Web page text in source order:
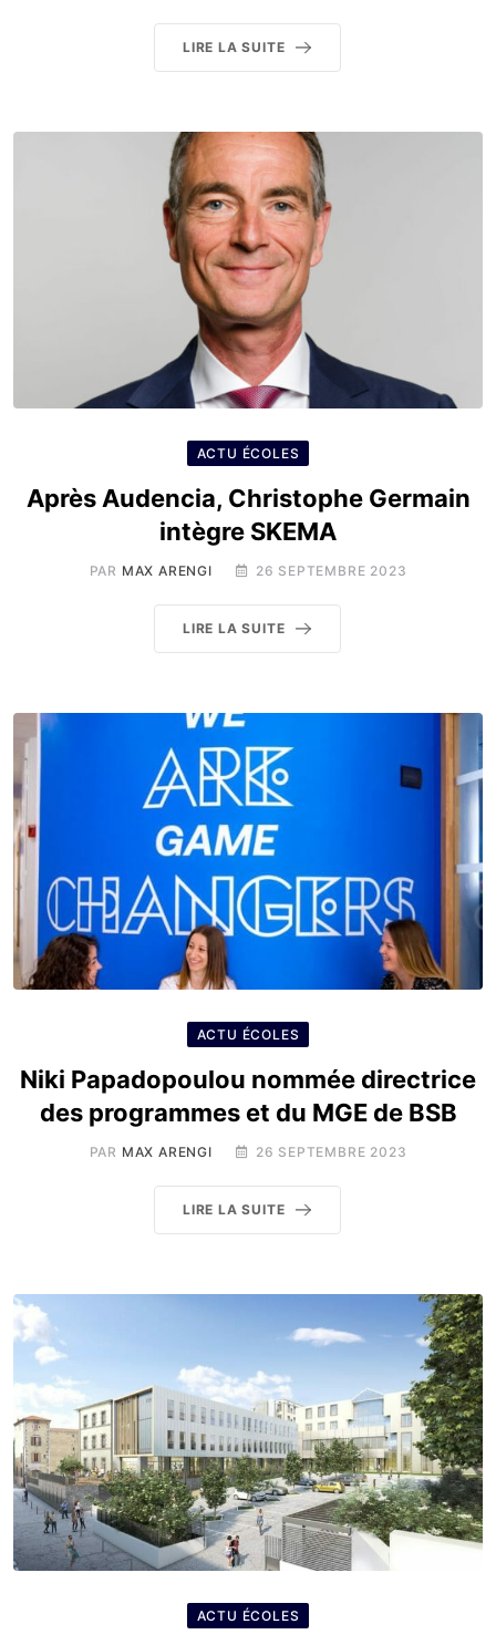
LIRE LA SUITE
ACTU ÉCOLES
Après Audencia, Christophe Germain
intègre SKEMA
PAR MAX ARENGI 26 SEPTEMBRE 2023
LIRE LA SUITE
ACTU ÉCOLES
Niki Papadopoulou nommée directrice
des programmes et du MGE de BSB
PAR MAX ARENGI 26 SEPTEMBRE 2023
LIRE LA SUITE
ACTU ÉCOLES